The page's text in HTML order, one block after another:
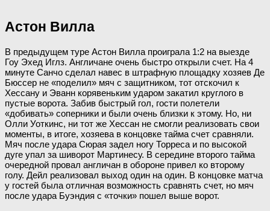
Астон Вилла
В предыдущем туре Астон Вилла проиграла 1:2 на выезде
Гоу Эхед Иглз. Англичане очень быстро открыли счет. На 4
минуте Санчо сделал навес в штрафную площадку хозяев Де
Бюссер не «поделил» мяч с защитником, тот отскочил к
Хессану и Эванн корявеньким ударом закатил круглого в
пустые ворота. Забив быстрый гол, гости полетели
«добивать» соперники и были очень близки к этому. Но, ни
Олли Уоткинс, ни тот же Хессан не смогли реализовать свои
моменты, в итоге, хозяева в концовке тайма счет сравняли.
Мяч после удара Сюрая задел ногу Торреса и по высокой
дуге упал за шиворот Мартинесу. В середине второго тайма
очередной провал англичан в обороне привел ко второму
голу. Дейл реализовал выход один на один. В концовке матча
у гостей была отличная возможность сравнять счет, но мяч
после удара Буэндия с «точки» пошел выше ворот.